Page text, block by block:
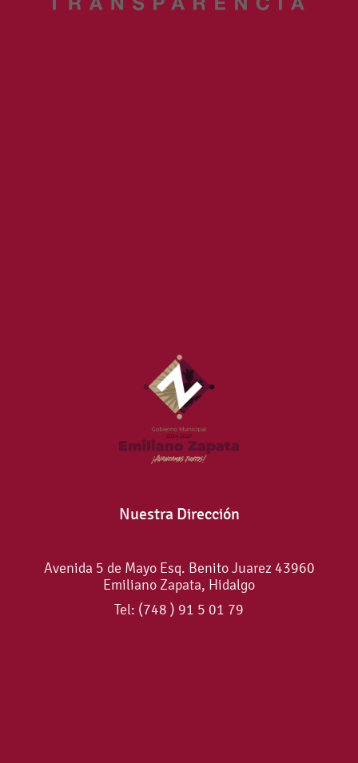
Nuestra Dirección
Avenida 5 de Mayo Esq. Benito Juarez 43960
Emiliano Zapata, Hidalgo
Tel: (748 ) 91 5 01 79